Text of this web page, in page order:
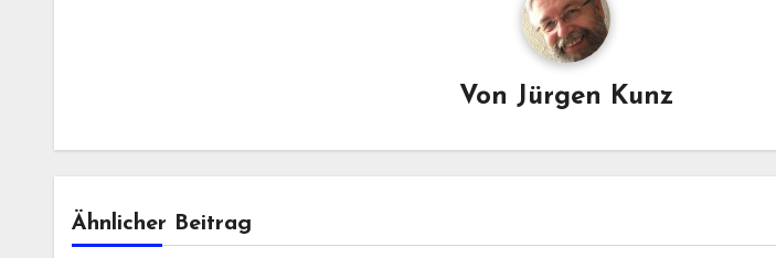
Von Jürgen Kunz
Ähnlicher Beitrag